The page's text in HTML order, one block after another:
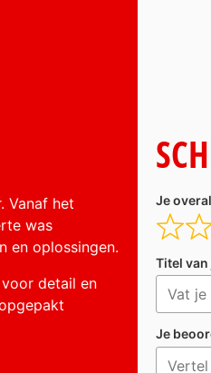
Vanaf het
was
en oplossingen.
detail en
Je
Titel
Je